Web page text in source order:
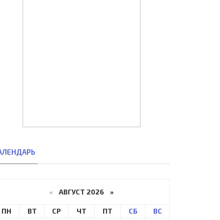
« АВГУСТ 2026 »
ПН ВТ СР ЧТ ПТ СБ ВС